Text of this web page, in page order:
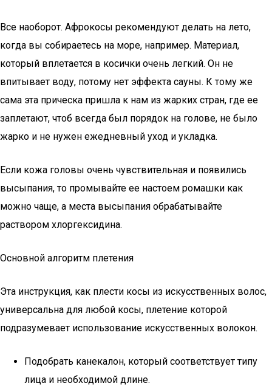
Все наоборот. Афрокосы рекомендуют делать на лето,
когда вы собираетесь на море, например. Материал,
который вплетается в косички очень легкий. Он не
впитывает воду, потому нет эффекта сауны. К тому же
сама эта прическа пришла к нам из жарких стран, где ее
заплетают, чтоб всегда был порядок на голове, не было
жарко и не нужен ежедневный уход и укладка.
Если кожа головы очень чувствительная и появились
высыпания, то промывайте ее настоем ромашки как
можно чаще, а места высыпания обрабатывайте
раствором хлоргексидина.
Основной алгоритм плетения
Эта инструкция, как плести косы из искусственных волос,
универсальна для любой косы, плетение которой
подразумевает использование искусственных волокон.
Подобрать канекалон, который соответствует типу
лица и необходимой длине.